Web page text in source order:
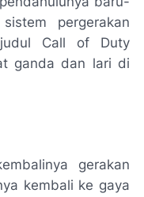
pergerakan
Call of Duty
ganda dan lari di
gerakan
kembali ke gaya